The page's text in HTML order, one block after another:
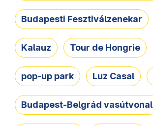
Budapesti Fesztiválzenekar
Kalauz Tour de Hongrie
pop-up park Luz Casal
Budapest-Belgrád vasútvonal